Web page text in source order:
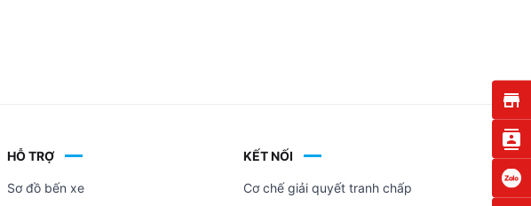
HỖ TRỢ
Sơ đồ bến xe
KẾT NỐI
Cơ chế giải quyết tranh chấp